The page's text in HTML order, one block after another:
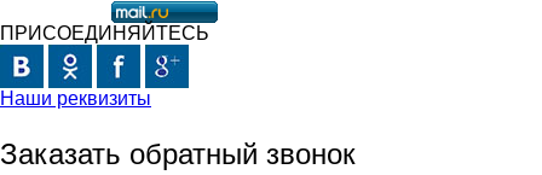
ПРИСОЕДИНЯЙТЕСЬ
Наши реквизиты
Заказать обратный звонок